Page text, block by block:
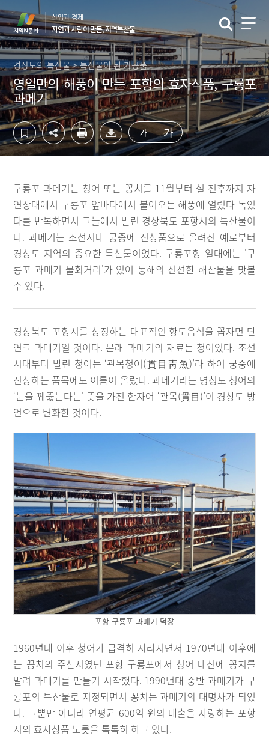
컨
텐
츠
영
역
바
로
가
기
하
단
영
역
바
로
가
기
산업과 경제
자연과 사람이 만든, 지역특산물
경상도의 특산물 > 특산물이 된 가공품
영일만의 해풍이 만든 포항의 효자식품, 구룡포
과메기
가 가
구룡포 과메기는 청어 또는 꽁치를 11월부터 설 전후까지 자
연상태에서 구룡포 앞바다에서 불어오는 해풍에 얼렸다 녹였
다를 반복하면서 그늘에서 말린 경상북도 포항시의 특산물이
다. 과메기는 조선시대 궁중에 진상품으로 올려진 예로부터
경상도 지역의 중요한 특산물이었다. 구룡포항 일대에는 '구
룡포 과메기 물회거리'가 있어 동해의 신선한 해산물을 맛볼
수 있다.
경상북도 포항시를 상징하는 대표적인 향토음식을 꼽자면 단
연코 과메기일 것이다. 본래 과메기의 재료는 청어였다. 조선
시대부터 말린 청어는 ‘관목청어(貫目靑魚)’라 하여 궁중에
진상하는 품목에도 이름이 올랐다. 과메기라는 명칭도 청어의
‘눈을 꿰뚫는다는' 뜻을 가진 한자어 ‘관목(貫目)’이 경상도 방
언으로 변화한 것이다.
포항 구룡포 과메기 덕장
1960년대 이후 청어가 급격히 사라지면서 1970년대 이후에
는 꽁치의 주산지였던 포항 구룡포에서 청어 대신에 꽁치를
말려 과메기를 만들기 시작했다. 1990년대 중반 과메기가 구
룡포의 특산물로 지정되면서 꽁치는 과메기의 대명사가 되었
다. 그뿐만 아니라 연평균 600억 원의 매출을 자랑하는 포항
시의 효자상품 노릇을 톡톡히 하고 있다.